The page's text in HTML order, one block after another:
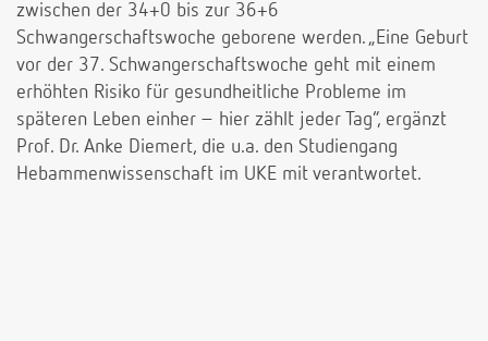
zwischen der 34+0 bis zur 36+6
Schwangerschaftswoche geborene werden. „Eine Geburt
vor der 37. Schwangerschaftswoche geht mit einem
erhöhten Risiko für gesundheitliche Probleme im
späteren Leben einher – hier zählt jeder Tag“, ergänzt
Prof. Dr. Anke Diemert, die u.a. den Studiengang
Hebammenwissenschaft im UKE mit verantwortet.